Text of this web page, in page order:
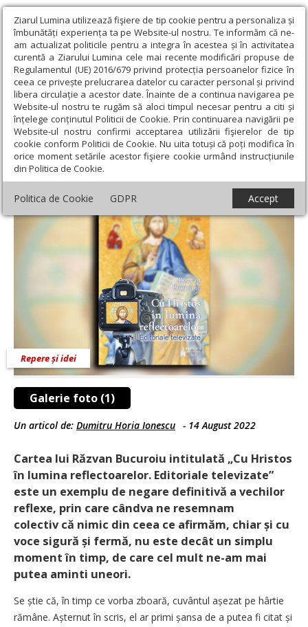
Ziarul Lumina utilizează fişiere de tip cookie pentru a personaliza și
îmbunătăți experiența ta pe Website-ul nostru. Te informăm că ne-
am actualizat politicile pentru a integra în acestea și în activitatea
curentă a Ziarului Lumina cele mai recente modificări propuse de
Regulamentul (UE) 2016/679 privind protecția persoanelor fizice în
ceea ce privește prelucrarea datelor cu caracter personal și privind
libera circulație a acestor date. Înainte de a continua navigarea pe
Website-ul nostru te rugăm să aloci timpul necesar pentru a citi și
înțelege conținutul Politicii de Cookie. Prin continuarea navigării pe
Website-ul nostru confirmi acceptarea utilizării fişierelor de tip
cookie conform Politicii de Cookie. Nu uita totuși că poți modifica în
orice moment setările acestor fişiere cookie urmând instrucțiunile
din Politica de Cookie.
Politica de Cookie GDPR Accept
Ziarul Lumina › Opinii › Repere și idei › Din lumina
reflectoarelor în lumina cărții
Din lumina reflectoarelor în lumina cărții
Galerie foto (1)
Repere și idei
Un articol de: Dumitru Horia Ionescu - 14 August 2022
Cartea lui Răzvan Bucuroiu intitulată „Cu Hristos
în lumina reflectoarelor. Editoriale televizate”
este un exemplu de negare definitivă a vechilor
reflexe, prin care cândva ne resemnam
colectiv că nimic din ceea ce afirmăm, chiar și cu
voce sigură și fermă, nu este decât un simplu
moment în timp, de care cel mult ne-am mai
putea aminti uneori.
Se știe că, în timp ce vorba zboară, cuvântul așezat pe hârtie
rămâne. Așternut în scris, el ar primi șansa de a putea fi citat și